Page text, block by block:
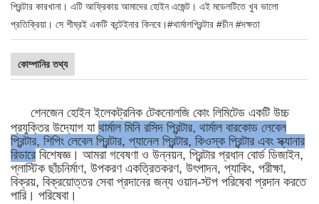
প্রিন্টার কারখানা। এটি আফ্রিকায় আমাদের হোইন এজেন্ট। এই মডেলটিতে খুব ভালো
প্রতিক্রিয়া। সে শীঘ্রই একটি কন্টেইনার কিনবে।#থার্মালপ্রিন্টার #চীন #দক্ষতা
কোম্পানির তথ্য
শেনজেন হোইন ইলেকট্রনিক টেকনোলজি কোং লিমিটেড একটি উচ্চ
প্রযুক্তির উদ্যোগ যা থার্মাল মিনি রসিদ প্রিন্টার, থার্মাল বারকোড লেবেল
প্রিন্টার, শিপিং লেবেল প্রিন্টার, প্যানেল প্রিন্টার, কিওস্ক প্রিন্টার এবং স্ক্যানার
রিডারে বিশেষজ্ঞ। আমরা গবেষণা ও উন্নয়ন, প্রিন্টার প্রধান বোর্ড ডিজাইন,
প্লাস্টিক ছাঁচনির্মাণ, উপকরণ একত্রিতকরণ, উৎপাদন, প্যাকিং, পরীক্ষা,
বিক্রয়, বিক্রয়োত্তর সেবা প্রদানের জন্য ওয়ান-স্টপ পরিষেবা প্রদান করতে
পারি। পরিষেবা।